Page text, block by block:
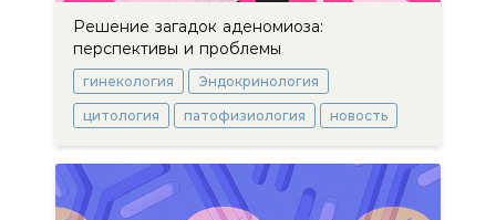
Решение загадок аденомиоза:
перспективы и проблемы
гинекология Эндокринология
цитология патофизиология новость